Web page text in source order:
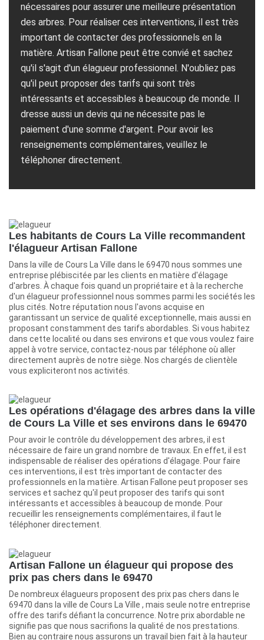
nécessaires pour assurer une meilleure présentation
des arbres. Pour réaliser ces interventions, il est très
important de contacter des professionnels en la
matière. Artisan Fallone peut être convié et sachez
qu'il s'agit d'un élagueur professionnel. N'oubliez pas
qu'il peut proposer des tarifs qui sont très
intéressants et accessibles à beaucoup de monde. Il
dresse aussi un devis qui ne nécessite pas le
paiement d'une somme d'argent. Pour avoir les
renseignements complémentaires, veuillez le
téléphoner directement.
Les habitants de Cours La Ville recommandent
l'élagueur Artisan Fallone
Dans la ville de Cours La Ville dans le 69470 nous sommes une
entreprise plébiscitée par les clients en matière d'élagage
d'arbres. À chaque fois quand un propriétaire et à la recherche
d'un élagueur professionnel nous sommes parmi les sociétés les
plus cités. Notre réputation nous l'avons acquise en
garantissant un service de qualité exceptionnelle, mais aussi en
proposant constamment des tarifs abordables. Si vous habitez
dans cette localité ou dans ses environs et que vous voulez faire
appel à votre service, contactez-nous par téléphone où aller
directement auprès de notre siège. Nos chargés de clientèle
vous expliciteront nos activités.
Les opérations d'élagage des arbres dans la ville
de Cours La Ville et ses environs dans le 69470
Pour avoir le contrôle du développement des arbres, il est
nécessaire de faire un grand nombre de travaux. En effet, il est
indispensable de réaliser des opérations d'élagage. Pour faire
ces interventions, il est très important de contacter des
professionnels en la matière. Artisan Fallone peut proposer ses
services et sachez qu'il peut proposer des tarifs qui sont
intéressants et accessibles à beaucoup de monde. Pour
recueillir les renseignements complémentaires, il faut le
téléphoner directement.
Artisan Fallone un élagueur qui propose des
prix pas chers dans le 69470
De nombreux élagueurs proposent des prix pas chers dans le
69470 dans la ville de Cours La Ville , mais seule notre entreprise
offre des tarifs défiant la concurrence. Notre prix abordable ne
signifie pas que nous sacrifions la qualité de nos prestations.
Bien au contraire nous assurons un travail bien fait à la hauteur